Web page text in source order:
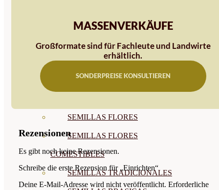
BIODINÁMICAS DEMETER
HORTALIZA FRUTO
SEMILLAS HORTALIZA DE
SEMILLAS FLORES
SEMILLAS FLORES
COMESTIBLES
SEMILLAS TRADICIONALES
MASSENVERKÄUFE
Großformate sind für Fachleute und Landwirte
erhältlich.
SONDERPREISE KONSULTIEREN
Rezensionen
Es gibt noch keine Rezensionen.
Schreibe die erste Rezension für „Einrichten“
Deine E-Mail-Adresse wird nicht veröffentlicht. Erforderliche